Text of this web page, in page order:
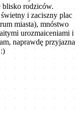
blisko rodziców.
i zaciszny plac
miasta), mnóstwo
urozmaiceniami i
naprawdę przyjazna